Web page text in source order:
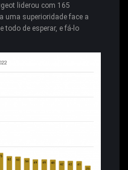
liderou com 165
uma superioridade face a
todo de esperar, e fá-lo